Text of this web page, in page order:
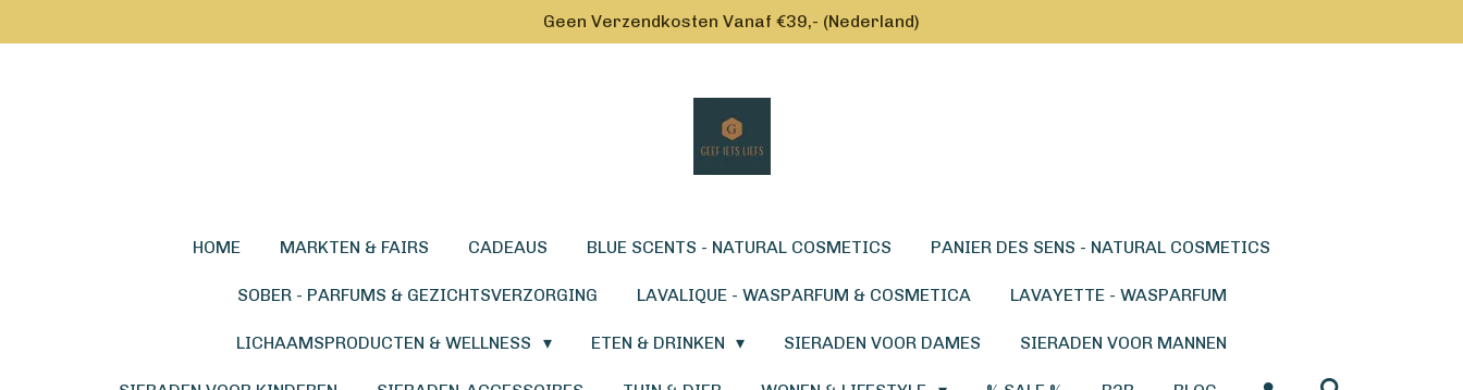
direct
Geen Verzendkosten Vanaf €39,- (Nederland)
HOME MARKTEN & FAIRS CADEAUS BLUE SCENTS - NATURAL COSMETICS PANIER DES SENS - NATURAL COSMETICS
SOBER - PARFUMS & GEZICHTSVERZORGING LAVALIQUE - WASPARFUM & COSMETICA LAVAYETTE - WASPARFUM
LICHAAMSPRODUCTEN & WELLNESS ETEN & DRINKEN SIERADEN VOOR DAMES SIERADEN VOOR MANNEN